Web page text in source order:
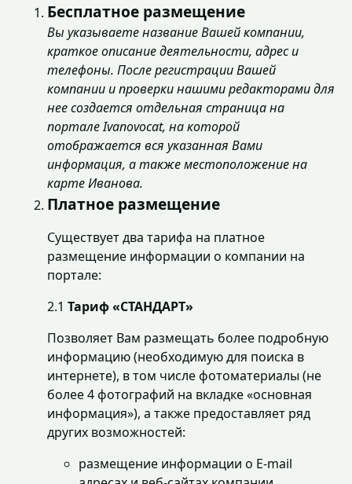
Бесплатное размещение
Вы указываете название Вашей компании,
краткое описание деятельности, адрес и
телефоны. После регистрации Вашей
компании и проверки нашими редакторами для
нее создается отдельная страница на
портале Ivanovocat, на которой
отображается вся указанная Вами
информация, а также местоположение на
карте Иванова.
Платное размещение
Существует два тарифа на платное
размещение информации о компании на
портале:
2.1 Тариф «СТАНДАРТ»
Позволяет Вам размещать более подробную
информацию (необходимую для поиска в
интернете), в том числе фотоматериалы (не
более 4 фотографий на вкладке «основная
информация»), а также предоставляет ряд
других возможностей:
размещение информации о E-mail